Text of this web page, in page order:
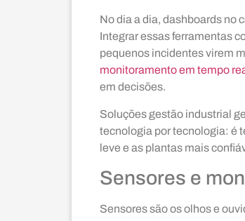
No dia a dia, dashboards no
Integrar essas ferramentas
pequenos incidentes virem
monitoramento em tempo
em decisões.
Soluções gestão industrial
tecnologia por tecnologia: é
leve e as plantas mais
Sensores e
Sensores são os olhos e